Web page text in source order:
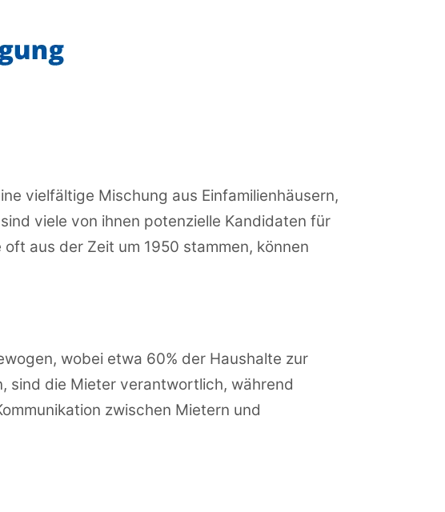
vielfältige Mischung aus Einfamilienhäusern,
viele von ihnen potenzielle Kandidaten für
aus der Zeit um 1950 stammen, können
wobei etwa 60% der Haushalte zur
sind die Mieter verantwortlich, während
zwischen Mietern und